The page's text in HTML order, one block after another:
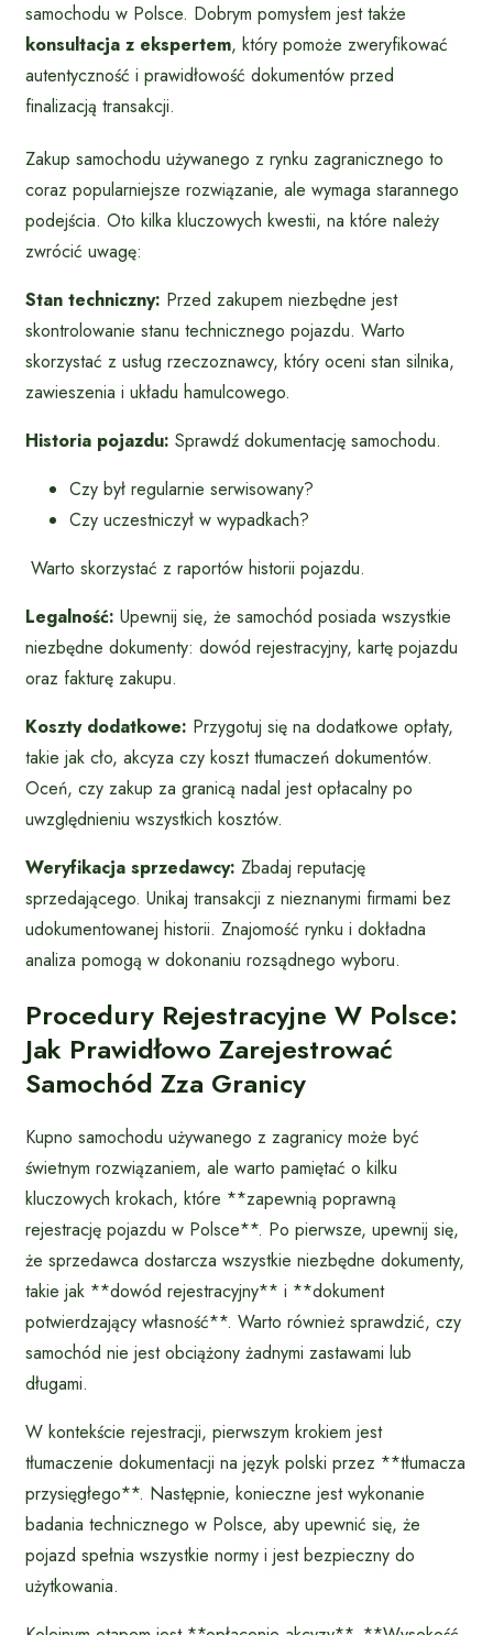
samochodu w Polsce. Dobrym pomysłem jest także
konsultacja z ekspertem, który pomoże zweryfikować
autentyczność i prawidłowość dokumentów przed
finalizacją transakcji.
Zakup samochodu używanego z rynku zagranicznego to
coraz popularniejsze rozwiązanie, ale wymaga starannego
podejścia. Oto kilka kluczowych kwestii, na które należy
zwrócić uwagę:
Stan techniczny: Przed zakupem niezbędne jest
skontrolowanie stanu technicznego pojazdu. Warto
skorzystać z usług rzeczoznawcy, który oceni stan silnika,
zawieszenia i układu hamulcowego.
Historia pojazdu: Sprawdź dokumentację samochodu.
Czy był regularnie serwisowany?
Czy uczestniczył w wypadkach?
Warto skorzystać z raportów historii pojazdu.
Legalność: Upewnij się, że samochód posiada wszystkie
niezbędne dokumenty: dowód rejestracyjny, kartę pojazdu
oraz fakturę zakupu.
Koszty dodatkowe: Przygotuj się na dodatkowe opłaty,
takie jak cło, akcyza czy koszt tłumaczeń dokumentów.
Oceń, czy zakup za granicą nadal jest opłacalny po
uwzględnieniu wszystkich kosztów.
Weryfikacja sprzedawcy: Zbadaj reputację
sprzedającego. Unikaj transakcji z nieznanymi firmami bez
udokumentowanej historii. Znajomość rynku i dokładna
analiza pomogą w dokonaniu rozsądnego wyboru.
Procedury Rejestracyjne W Polsce:
Jak Prawidłowo Zarejestrować
Samochód Zza Granicy
Kupno samochodu używanego z zagranicy może być
świetnym rozwiązaniem, ale warto pamiętać o kilku
kluczowych krokach, które **zapewnią poprawną
rejestrację pojazdu w Polsce**. Po pierwsze, upewnij się,
że sprzedawca dostarcza wszystkie niezbędne dokumenty,
takie jak **dowód rejestracyjny** i **dokument
potwierdzający własność**. Warto również sprawdzić, czy
samochód nie jest obciążony żadnymi zastawami lub
długami.
W kontekście rejestracji, pierwszym krokiem jest
tłumaczenie dokumentacji na język polski przez **tłumacza
przysięgłego**. Następnie, konieczne jest wykonanie
badania technicznego w Polsce, aby upewnić się, że
pojazd spełnia wszystkie normy i jest bezpieczny do
użytkowania.